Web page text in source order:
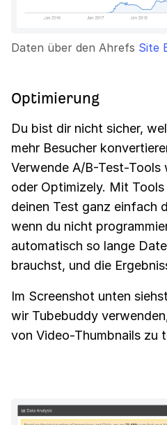
Daten über den Ahrefs Site
Optimierung
Du bist dir nicht sicher,
mehr Besucher
Verwende A/B-Test-Tools
oder Optimizely. Mit
deinen Test ganz einfach
wenn du nicht
automatisch so lange
brauchst, und die
Im Screenshot unten
wir Tubebuddy
von Video-Thumbnails zu